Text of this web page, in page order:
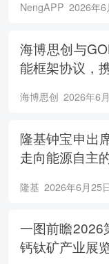
NengAPP 2026年6
海博思创与
能框架协议，
海博思创 2026年6
隆基钟宝申出
走向能源自主
隆基 2026年6月25
一图前瞻2026
钙钛矿产业展